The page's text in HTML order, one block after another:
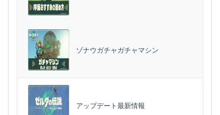
ゾナウガチャガチャマシン
アップデート最新情報